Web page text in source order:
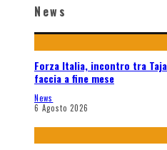
News
Forza Italia, incontro tra
faccia a fine mese
News
6 Agosto 2026